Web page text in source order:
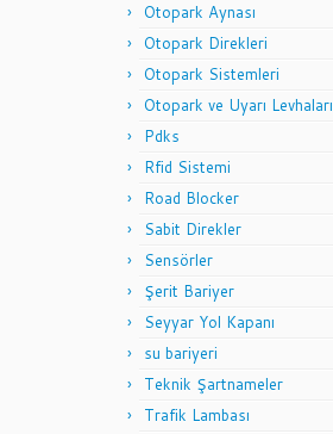
Otopark Aynası
Otopark Direkleri
Otopark Sistemleri
Otopark ve Uyarı Levhaları
Pdks
Rfid Sistemi
Road Blocker
Sabit Direkler
Sensörler
Şerit Bariyer
Seyyar Yol Kapanı
su bariyeri
Teknik Şartnameler
Trafik Lambası